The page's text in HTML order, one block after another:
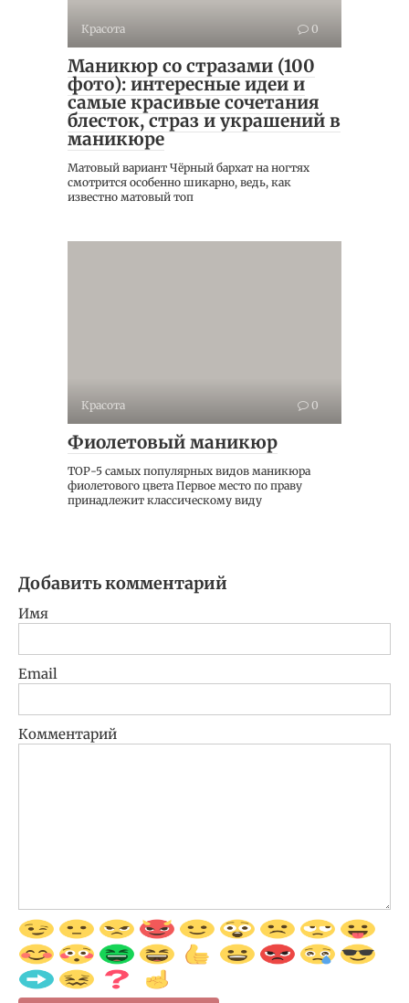
Красота 0
Маникюр со стразами (100
фото): интересные идеи и
самые красивые сочетания
блесток, страз и украшений в
маникюре
Матовый вариант Чёрный бархат на ногтях
смотрится особенно шикарно, ведь, как
известно матовый топ
Красота 0
Фиолетовый маникюр
ТОР-5 самых популярных видов маникюра
фиолетового цвета Первое место по праву
принадлежит классическому виду
Добавить комментарий
Имя
Email
Комментарий